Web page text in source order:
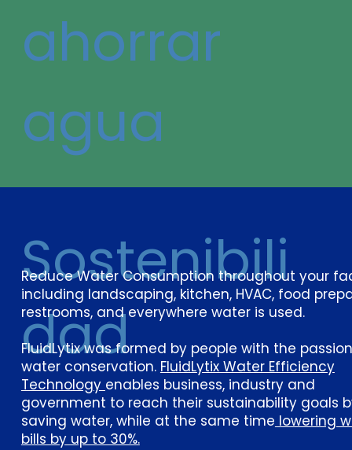
ahorrar
agua
Sostenibili
dad
Reduce Water Consumption throughout your
including landscaping, kitchen, HVAC, food
restrooms, and everywhere water is used.
FluidLytix was formed by people with the
water conservation. FluidLytix Water Efficiency
Technology enables business, industry and
government to reach their sustainability goals
saving water, while at the same time lowering
bills by up to 30%.